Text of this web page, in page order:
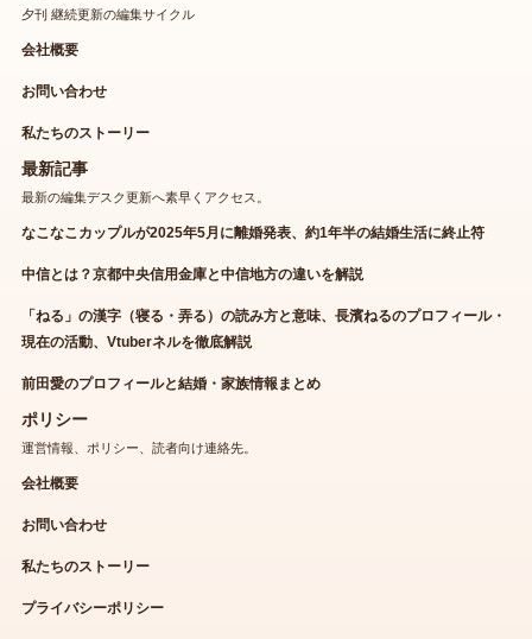
夕刊 継続更新の編集サイクル
会社概要
お問い合わせ
私たちのストーリー
最新記事
最新の編集デスク更新へ素早くアクセス。
なこなこカップルが2025年5月に離婚発表、約1年半の結婚生活に終止符
中信とは？京都中央信用金庫と中信地方の違いを解説
「ねる」の漢字（寝る・弄る）の読み方と意味、長濱ねるのプロフィール・
現在の活動、Vtuberネルを徹底解説
前田愛のプロフィールと結婚・家族情報まとめ
ポリシー
運営情報、ポリシー、読者向け連絡先。
会社概要
お問い合わせ
私たちのストーリー
プライバシーポリシー